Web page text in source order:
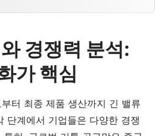
경쟁력 분석:
가 핵심
터 최종 제품 생산까지 긴 밸류
단계에서 기업들은 다양한 경쟁